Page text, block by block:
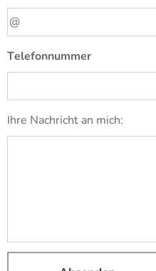
Telefonnummer
Ihre Nachricht an mich: